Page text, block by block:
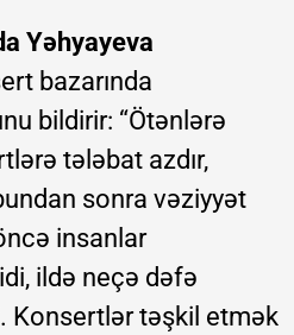
Yəhyayeva
bazarında
bildirir: “Ötənlərə
tələbat azdır,
sonra vəziyyət
insanlar
ildə neçə dəfə
Konsertlər təşkil etmək